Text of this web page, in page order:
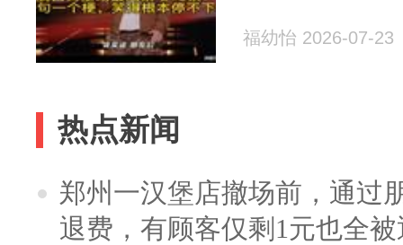
福幼怡 2026-07-23
热点新闻
郑州一汉堡店撤场前，通过
退费，有顾客仅剩1元也全